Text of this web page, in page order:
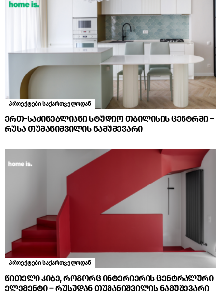
პროექტები საქართველოდან
ერთ-საძინებლიანი სტუდიო თბილისის ცენტრში –
რუსა თუმანიშვილის ნამუშევარი
პროექტები საქართველოდან
წითელი კიბე, როგორც ინტერიერის ცენტრალური
ელემენტი – რუსუდან თუმანიშვილის ნამუშევარი